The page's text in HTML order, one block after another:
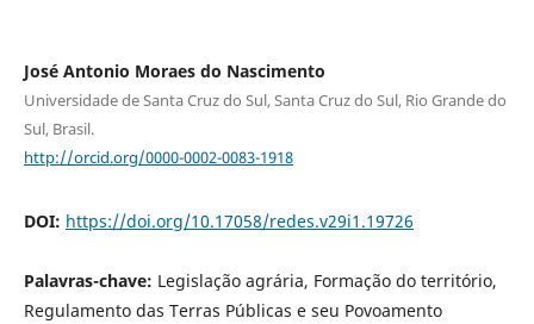
José Antonio Moraes do Nascimento
Universidade de Santa Cruz do Sul, Santa Cruz do Sul, Rio Grande do
Sul, Brasil.
http://orcid.org/0000-0002-0083-1918
DOI: https://doi.org/10.17058/redes.v29i1.19726
Palavras-chave: Legislação agrária, Formação do território,
Regulamento das Terras Públicas e seu Povoamento